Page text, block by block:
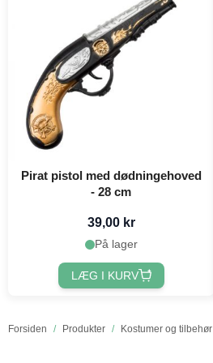
Forsiden / Produkter / Kostumer og tilbehør
Pirat pistol med dødningehoved
- 28 cm
39,00 kr
På lager
LÆG I KURV